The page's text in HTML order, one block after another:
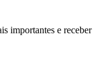
importantes e receber